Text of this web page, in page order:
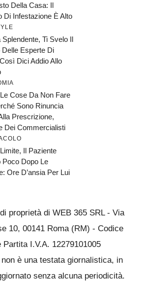
Della Casa: Il
Di Infestazione È Alto
Splendente, Ti Svelo Il
Delle Esperte Di
Dici Addio Allo
Cose Da Non Fare
Sono Rinuncia
Prescrizione,
Dei Commercialisti
Il Paziente
Poco Dopo Le
Ore D’ansia Per Lui
proprietà di WEB 365 SRL - Via
10, 00141 Roma (RM) - Codice
Partita I.V.A. 12279101005
è una testata giornalistica, in
senza alcuna periodicità.